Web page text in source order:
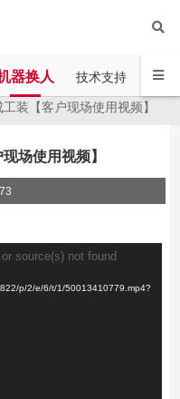
器换人 技术支持 联系
装【客户现场使用视频】
场使用视频】
source(s) not found
p/2/e/6/t/1/50013410779.mp4?